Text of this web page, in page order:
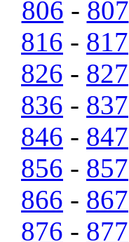
806 - 807
816 - 817
826 - 827
836 - 837
846 - 847
856 - 857
866 - 867
876 - 877